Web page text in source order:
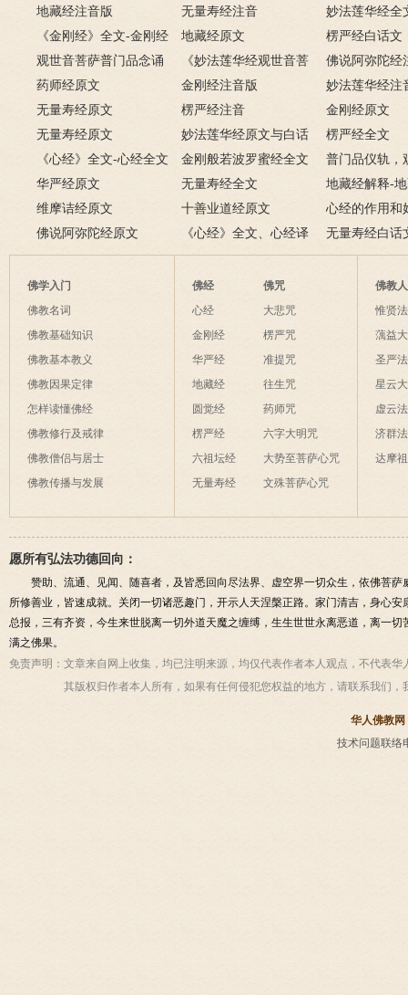
地藏经注音版 无量寿经注音
妙法莲华经全
《金刚经》全文-金刚经
原文、译文及释意
地藏经原文
楞严经白话文
观世音菩萨普门品念诵
及回向仪轨
《妙法莲华经观世音菩
萨普门品》全文
佛说阿弥陀经
药师经原文
金刚经注音版
妙法莲华经注
无量寿经原文
楞严经注音
金刚经原文
无量寿经原文
妙法莲华经原文与白话
文对照版
楞严经全文
《心经》全文-心经全文
注音及译文
金刚般若波罗蜜经全文
普门品仪轨，
萨普门品完整
华严经原文 无量寿经全文
地藏经解释-
白话解释
维摩诘经原文 十善业道经原文
心经的作用和
经有什么作用
佛说阿弥陀经原文
《心经》全文、心经译
文解释
无量寿经白话
佛学入门
佛教名词
佛教基础知识
佛教基本教义
佛教因果定律
怎样读懂佛经
佛教修行及戒律
佛教僧侣与居士
佛教传播与发展
佛经
心经
金刚经
华严经
地藏经
圆觉经
楞严经
六祖坛经
无量寿经
佛咒
大悲咒
楞严咒
准提咒
往生咒
药师咒
六字大明咒
大势至菩萨心咒
文殊菩萨心咒
佛教
惟贤
蕅益
圣严
星云
虚云
济群
达摩
愿所有弘法功德回向：
赞助、流通、见闻、随喜者，及皆悉回向尽法界、虚空界一切众生，依佛菩
所修善业，皆速成就。关闭一切诸恶趣门，开示人天涅槃正路。家门清吉，身心
总报，三有齐资，今生来世脱离一切外道天魔之缠缚，生生世世永离恶道，离一
满之佛果。
免责声明： 文章来自网上收集，均已注明来源，均仅代表作者本人观点，不代表
其版权归作者本人所有，如果有任何侵犯您权益的地方，请联系我们，
华人佛教网
技术问题联络